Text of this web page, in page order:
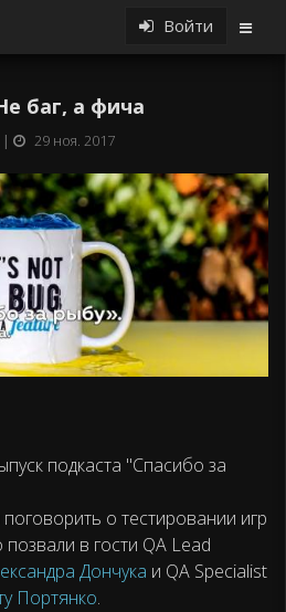
Войти
баг, а фича
29 ноя. 2017
подкаста "Спасибо за
о тестировании игр
в гости QA Lead
Дончука и QA Specialist
Портянко.